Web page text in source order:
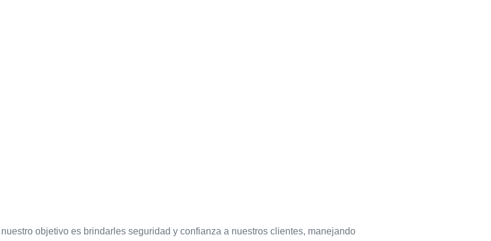
objetivo es brindarles seguridad y confianza a nuestros clientes, manejando